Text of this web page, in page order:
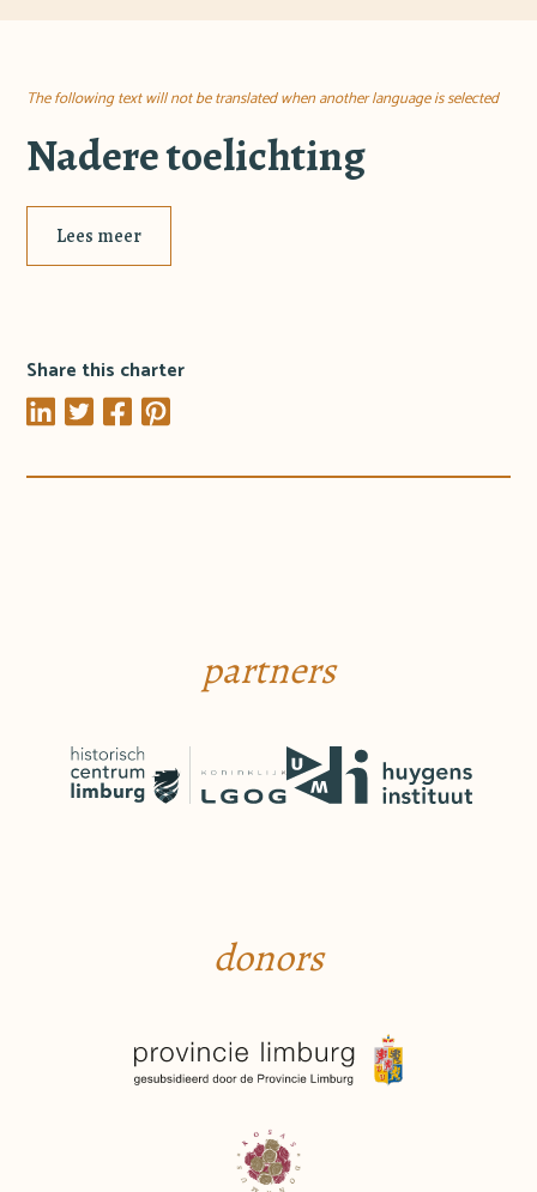
The following text will not be translated when another language is selected
Nadere toelichting
Lees meer
Share this charter
partners
donors